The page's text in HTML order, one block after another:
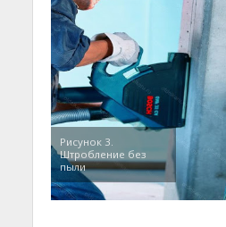
Рисунок 3.
Штробление без
пыли